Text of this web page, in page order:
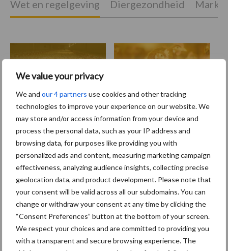
We value your privacy
We and our 4 partners use cookies and other tracking
technologies to improve your experience on our website. We
may store and/or access information from your device and
process the personal data, such as your IP address and
browsing data, for purposes like providing you with
personalized ads and content, measuring marketing campaign
effectiveness, analyzing audience insights, collecting precise
geolocation data, and product development. Please note that
your consent will be valid across all our subdomains. You can
change or withdraw your consent at any time by clicking the
“Consent Preferences” button at the bottom of your screen.
We respect your choices and are committed to providing you
with a transparent and secure browsing experience. The
Primaire
Sidebar
Recent nieuws Partner nieuws
8 jan
Belastingdienst publiceert
Landelijke Landbouwnormen 2025
Wet en regelgeving Diergezondheid
Toon meer